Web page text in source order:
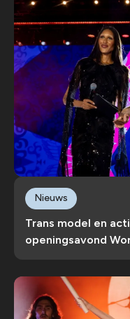
Trans model en
openingsavond
Nieuws